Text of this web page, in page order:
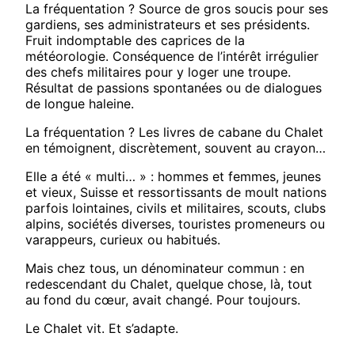
La fréquentation ? Source de gros soucis pour ses
gardiens, ses administrateurs et ses présidents.
Fruit indomptable des caprices de la
météorologie. Conséquence de l’intérêt irrégulier
des chefs militaires pour y loger une troupe.
Résultat de passions spontanées ou de dialogues
de longue haleine.
La fréquentation ? Les livres de cabane du Chalet
en témoignent, discrètement, souvent au crayon…
Elle a été « multi… » : hommes et femmes, jeunes
et vieux, Suisse et ressortissants de moult nations
parfois lointaines, civils et militaires, scouts, clubs
alpins, sociétés diverses, touristes promeneurs ou
varappeurs, curieux ou habitués.
Mais chez tous, un dénominateur commun : en
redescendant du Chalet, quelque chose, là, tout
au fond du cœur, avait changé. Pour toujours.
Le Chalet vit. Et s’adapte.